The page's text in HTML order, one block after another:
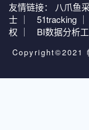
友情链接： 八爪鱼
士 ｜
51tracking ｜
权 ｜
BI数据分析
Copyright©2021